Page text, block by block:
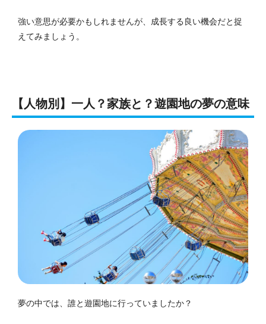
強い意思が必要かもしれませんが、成長する良い機会だと捉
えてみましょう。
【人物別】一人？家族と？遊園地の夢の意味
夢の中では、誰と遊園地に行っていましたか？